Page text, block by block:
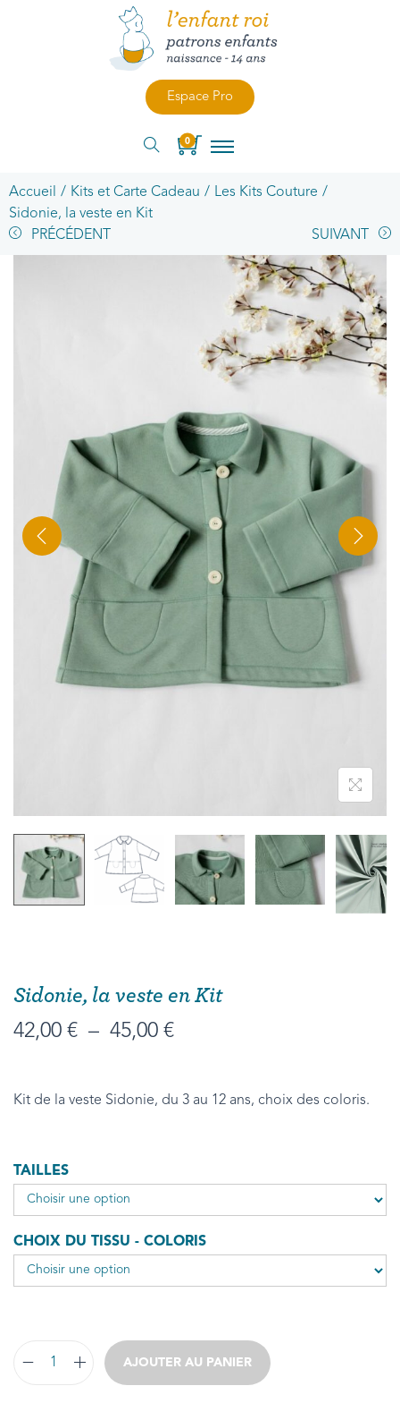
Espace Pro
0
Accueil / Kits et Carte Cadeau / Les Kits Couture /
Sidonie, la veste en Kit
PRÉCÉDENT
SUIVANT
Sidonie, la veste en Kit
42,00 € – 45,00 €
Kit de la veste Sidonie, du 3 au 12 ans, choix des coloris.
TAILLES
CHOIX DU TISSU - COLORIS
AJOUTER AU PANIER